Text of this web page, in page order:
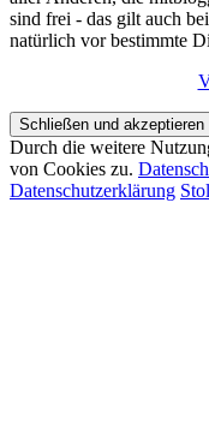
sind frei - das gilt auch
natürlich vor bestimmte
Durch die weitere
von Cookies zu.
Datenschutzerklärung